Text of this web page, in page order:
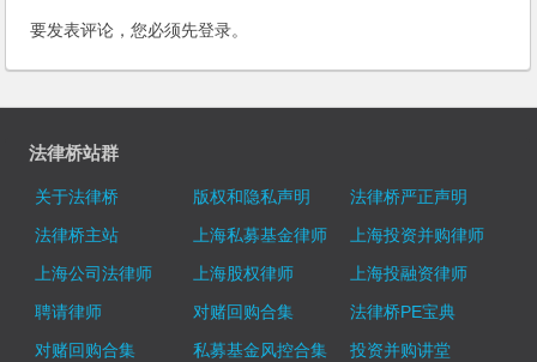
要发表评论，您必须先登录。
法律桥站群
关于法律桥 版权和隐私声明
法律桥严正声明
法律桥主站
上海私募基金律师
上海投资并购律师
上海公司法律师
上海股权律师
上海投融资律师
聘请律师
对赌回购合集
法律桥PE宝典
对赌回购合集
私募基金风控合集
投资并购讲堂